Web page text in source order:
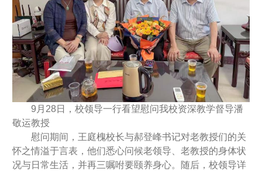
9月28日，校领导一行看望慰问我校资深教学督导潘
敬运教授
慰问期间，王庭槐校长与郝登峰书记对老教授们的关
怀之情溢于言表，他们悉心问候老领导、老教授的身体状
况与日常生活，并再三嘱咐要颐养身心。随后，校领导详